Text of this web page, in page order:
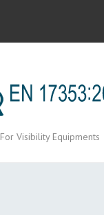
For Visibility Equipments